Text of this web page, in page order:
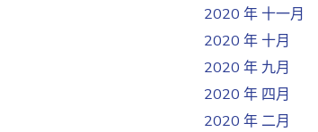
2020 年 十一月
2020 年 十月
2020 年 九月
2020 年 四月
2020 年 二月